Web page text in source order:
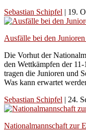
Sebastian Schipfel | 19.
Ausfälle bei den
Die Vorhut der
den Wettkämpfen der
tragen die Junioren und
Was kann erwartet
Sebastian Schipfel | 24.
Nationalmannschaft zur